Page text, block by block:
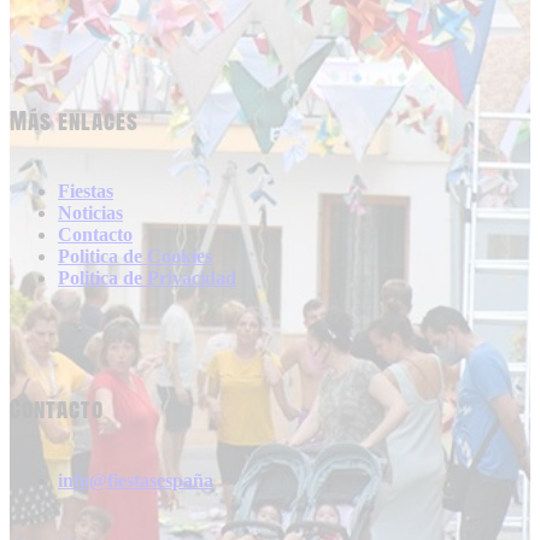
Más enlaces
Fiestas
Noticias
Contacto
Politica de Cookies
Politica de Privacidad
Contacto
info@fiestasespaña